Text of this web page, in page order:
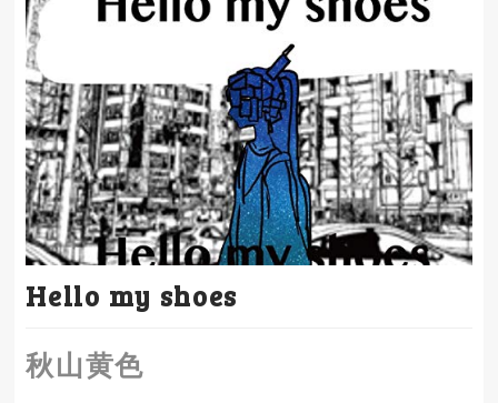
Hello my shoes
秋山黄色